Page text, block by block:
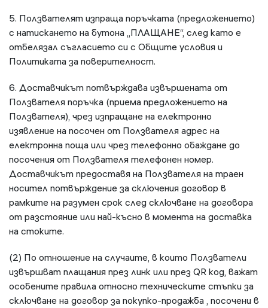
5. Ползвателят изпраща поръчката (предложението)
с натискането на бутона „ПЛАЩАНЕ“, след като е
отбелязал съгласието си с Общите условия и
Политиката за поверителност.
6. Доставчикът потвърждава извършената от
Ползвателя поръчка (приема предложението на
Ползвателя), чрез изпращане на електронно
изявление на посочен от Ползвателя адрес на
електронна поща или чрез телефонно обаждане до
посочения от Ползвателя телефонен номер.
Доставчикът предоставя на Ползвателя на траен
носител потвърждение за сключения договор в
рамките на разумен срок след сключване на договора
от разстояние или най-късно в момента на доставка
на стоките.
(2) По отношение на случаите, в които Ползватели
извършват плащания през линк или през QR код, важат
особените правила относно техническите стъпки за
сключване на договор за покупко-продажба , посочени в